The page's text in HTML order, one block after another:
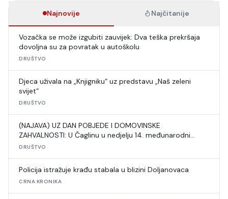
Najnovije Najčitanije
Vozačka se može izgubiti zauvijek: Dva teška prekršaja
dovoljna su za povratak u autoškolu
DRUŠTVO
Djeca uživala na „Knjigniku“ uz predstavu „Naš zeleni
svijet“
DRUŠTVO
(NAJAVA) UZ DAN POBJEDE I DOMOVINSKE
ZAHVALNOSTI: U Čaglinu u nedjelju 14. međunarodni
šahovski turnir
DRUŠTVO
Policija istražuje krađu stabala u blizini Doljanovaca
CRNA KRONIKA